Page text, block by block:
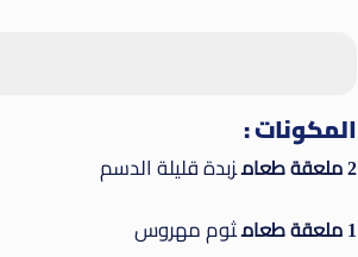
المكونات :
2 ملعقة طعام زبدة قليلة الدسم
1 ملعقة طعام ثوم مهروس